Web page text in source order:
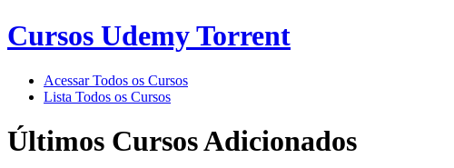
Cursos Udemy Torrent
Acessar Todos os Cursos
Lista Todos os Cursos
Últimos Cursos Adicionados